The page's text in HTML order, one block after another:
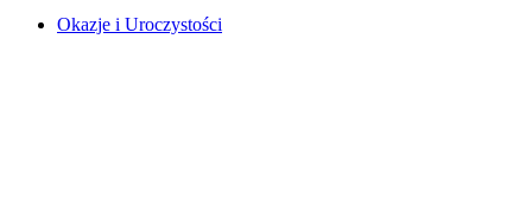
Okazje i Uroczystości